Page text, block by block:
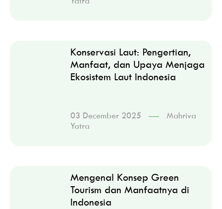
Konservasi Laut: Pengertian,
Manfaat, dan Upaya Menjaga
Ekosistem Laut Indonesia
03 December 2025
Mahriva
Yatra
Mengenal Konsep Green
Tourism dan Manfaatnya di
Indonesia